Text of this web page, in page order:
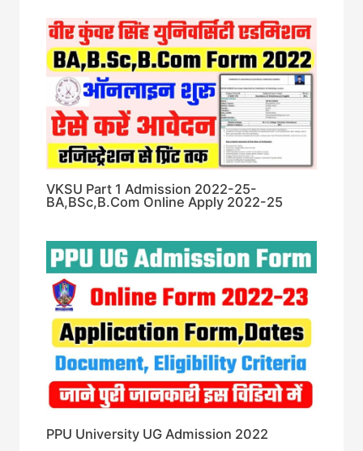
VKSU Part 1 Admission 2022-25-
BA,BSc,B.Com Online Apply 2022-25
PPU University UG Admission 2022